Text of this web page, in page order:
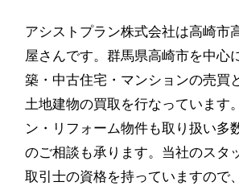
アシストプラン株式会社は高崎市
屋さんです。群馬県高崎市を中心
築・中古住宅・マンションの売買
土地建物の買取を行なっています
ン・リフォーム物件も取り扱い多
のご相談も承ります。当社のスタ
取引士の資格を持っていますので